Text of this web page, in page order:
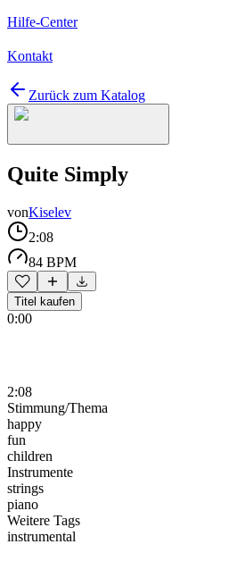
Hilfe-Center
Kontakt
Zurück zum Katalog
Quite Simply
vonKiselev
2:08
84 BPM
Titel kaufen
0:00
2:08
Stimmung/Thema
happy
fun
children
Instrumente
strings
piano
Weitere Tags
instrumental